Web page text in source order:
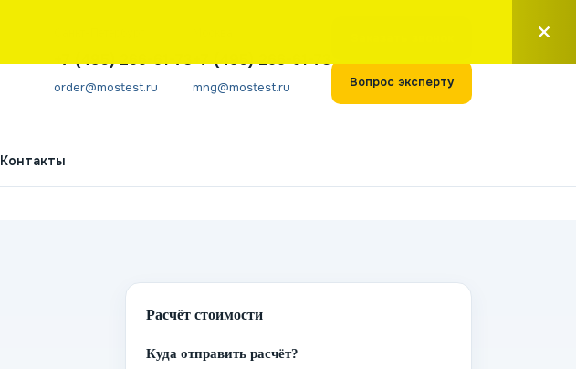
+7 (495) 266-61-73
order@mostest.ru
+7 (495) 266-61-73
mng@mostest.ru Вопрос эксперту
Контакты
Расчёт стоимости
Куда отправить расчёт?